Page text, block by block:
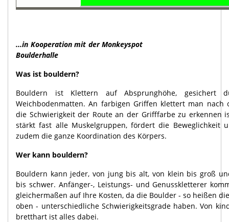
...in Kooperation mit der Monkeyspot
Boulderhalle
Was ist bouldern?
Bouldern ist Klettern auf Absprunghöhe, gesichert
Weichbodenmatten. An farbigen Griffen klettert man nach
die Schwierigkeit der Route an der Grifffarbe zu erkennen
stärkt fast alle Muskelgruppen, fördert die Beweglichkeit
zudem die ganze Koordination des Körpers.
Wer kann bouldern?
Bouldern kann jeder, von jung bis alt, von klein bis groß
bis schwer. Anfänger-, Leistungs- und Genusskletterer
gleichermaßen auf Ihre Kosten, da die Boulder - so heißen
oben - unterschiedliche Schwierigkeitsgrade haben. Von
bretthart ist alles dabei.